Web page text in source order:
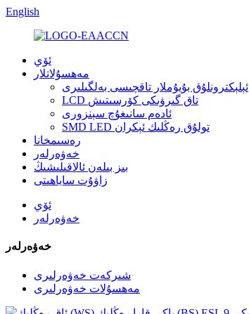
English
ئۆي
مەھسۇلاتلار
ئېلېكترونلۇق بۇيۇملار تاقچىسى بەلگىلىرى
LCD تاق گىرۋىكى كۆرسىتىش
ئادەم سانىغۇچ سېنزورى
SMD LED تولۇق رەڭلىك ئېكران
رەسىمخانا
خەۋەرلەر
بىز بىلەن ئالاقىلىشىڭ
زاۋۇت ساياھىتى
ئۆي
خەۋەرلەر
خەۋەرلەر
شىركەت خەۋەرلىرى
مەھسۇلات خەۋەرلىرى